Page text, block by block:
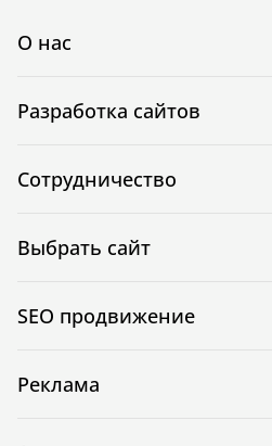
О нас
Разработка сайтов
Сотрудничество
Выбрать сайт
SEO продвижение
Реклама